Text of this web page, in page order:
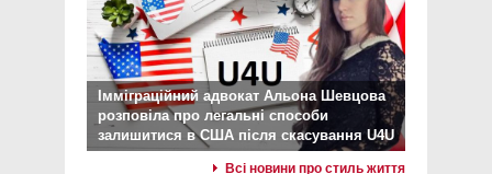
Імміграційний адвокат Альона Шевцова
розповіла про легальні способи
залишитися в США після скасування U4U
Всі новини про стиль життя